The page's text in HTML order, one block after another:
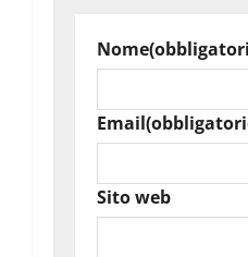
Nome
Email
Sito web